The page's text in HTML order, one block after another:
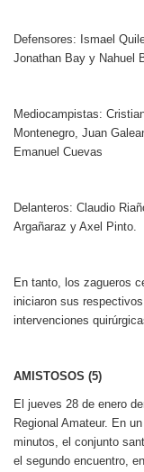
Defensores: Ismael
Jonathan Bay y Nahuel
Mediocampistas:
Montenegro, Juan
Emanuel Cuevas
Delanteros: Claudio
Argañaraz y Axel Pinto.
En tanto, los zagueros
iniciaron sus
intervenciones
AMISTOSOS (5)
El jueves 28 de enero
Regional Amateur. En
minutos, el conjunto
el segundo encuentro,